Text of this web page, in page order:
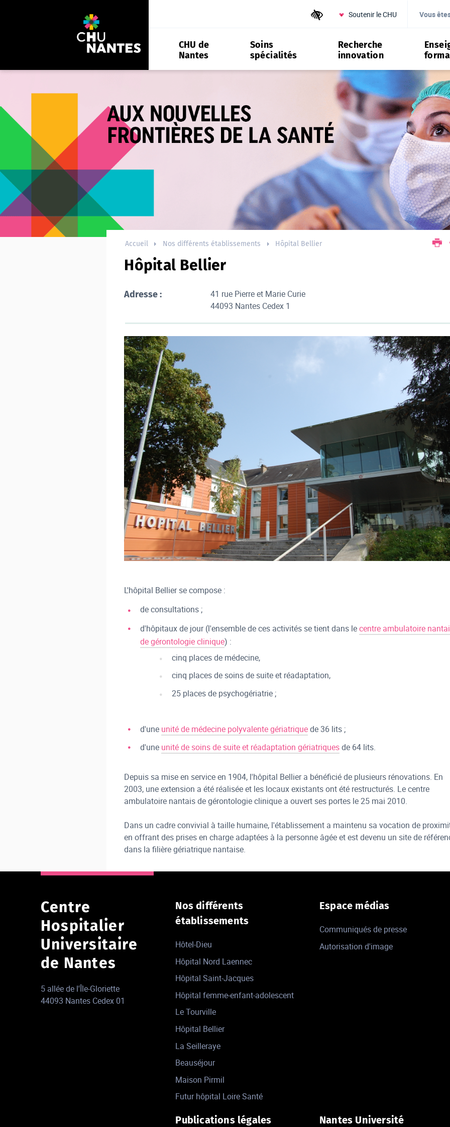
Outils d'accessibilité
Soutenir le CHU Vous
CHU de
Nantes
Soins
spécialités
Recherche
innovation
Accueil Nos différents établissements Hôpital Bellier
Hôpital Bellier
Adresse :
41 rue Pierre et Marie Curie
44093 Nantes Cedex 1
L'hôpital Bellier se compose :
de consultations ;
d'hôpitaux de jour (l'ensemble de ces activités se tient dans lecentre ambulatoire
de gérontologie clinique) :
cinq places de médecine,
cinq places de soins de suite et réadaptation,
25 places de psychogériatrie ;
d'une unité de médecine polyvalente gériatriquede 36 lits ;
d'une unité de soins de suite et réadaptation gériatriquesde 64 lits.
Depuis sa mise en service en 1904, l'hôpital Bellier a bénéficié de plusieurs rénovations. En
2003, une extension a été réalisée et les locaux existants ont été restructurés. Le centre
ambulatoire nantais de gérontologie clinique a ouvert ses portes le 25 mai 2010.
Dans un cadre convivial à taille humaine, l'établissement a maintenu sa vocation de
en offrant des prises en charge adaptées à la personne âgée et est devenu un site de
dans la filière gériatrique nantaise.
Centre
Hospitalier
Universitaire
de Nantes
5 allée de l'Île-Gloriette
44093 Nantes Cedex 01
Nos différents
établissements
Hôtel-Dieu
Hôpital Nord Laennec
Hôpital Saint-Jacques
Hôpital femme-enfant-adolescent
Le Tourville
Hôpital Bellier
La Seilleraye
Beauséjour
Maison Pirmil
Futur hôpital Loire Santé
Espace médias
Communiqués de presse
Autorisation d'image
Publications légales Nantes Université